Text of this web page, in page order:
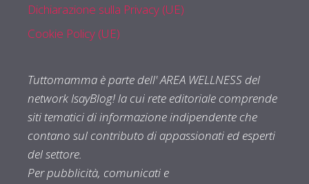
Dichiarazione sulla Privacy (UE)
Cookie Policy (UE)
Tuttomamma è parte dell' AREA WELLNESS del
network IsayBlog! la cui rete editoriale comprende
siti tematici di informazione indipendente che
contano sul contributo di appassionati ed esperti
del settore.
Per pubblicità, comunicati e